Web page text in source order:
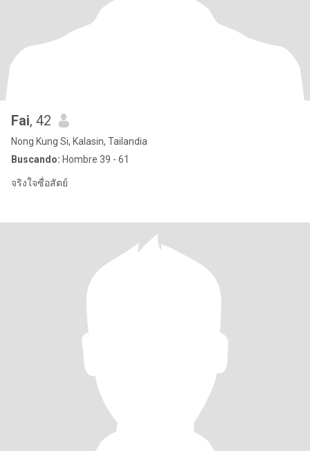
Fai, 42
Nong Kung Si, Kalasin, Tailandia
Buscando: Hombre 39 - 61
จริงใจซื่อสัตย์